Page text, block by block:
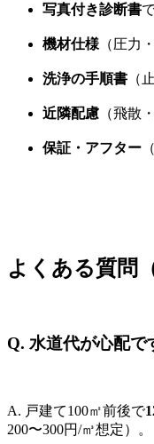
写真付き診断書
機材仕様 （圧力
洗浄の手順書 （
近隣配慮 （飛散
保証・アフター
よくある質問
Q. 水道代が心配で
A. 戸建て100㎡前後で
200〜300円/㎥想定）。